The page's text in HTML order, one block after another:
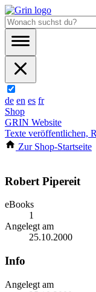
de en es fr
Shop
GRIN Website
Texte veröffentlichen,
Zur Shop-Startseite
Robert Pipereit
eBooks
1
Angelegt am
25.10.2000
Info
Angelegt am